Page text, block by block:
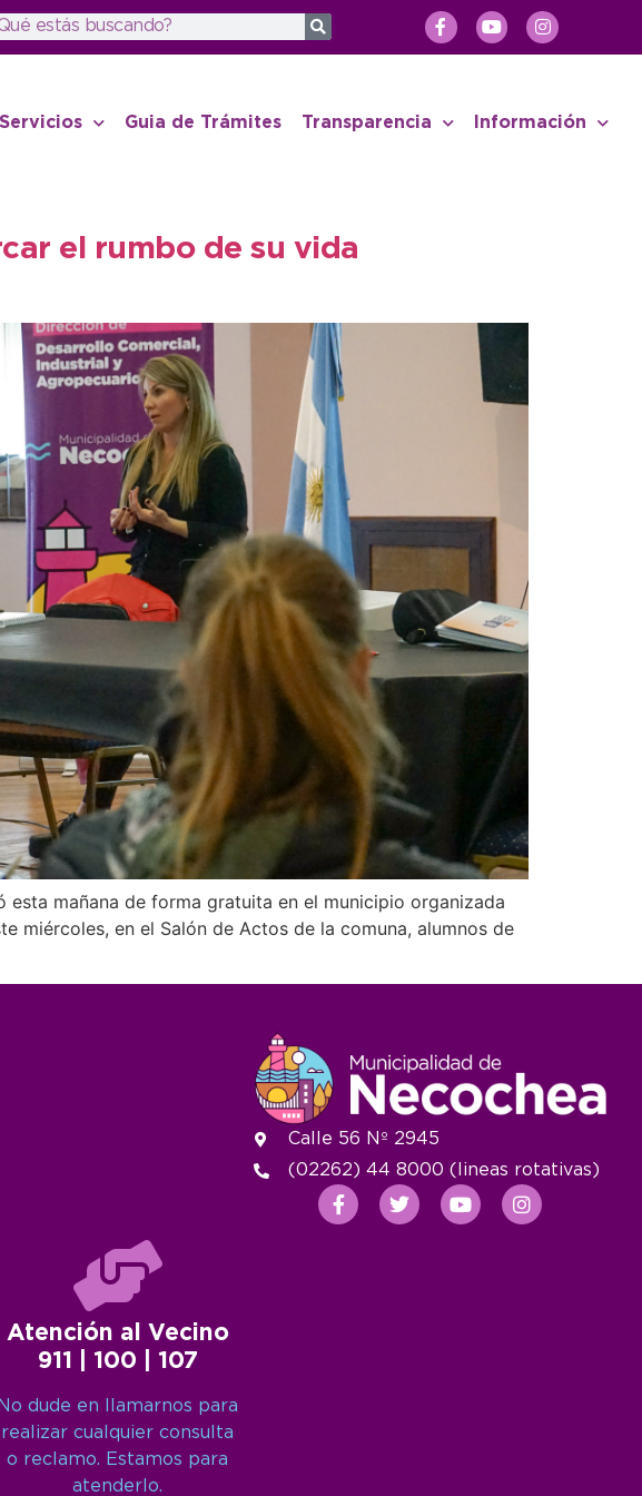
Servicios Guia de Trámites Transparencia Información
el rumbo de su vida
esta mañana de forma gratuita en el municipio organizada
miércoles, en el Salón de Actos de la comuna, alumnos de
Atención al Vecino
911 | 100 | 107
No dude en llamarnos para
realizar cualquier consulta
o reclamo. Estamos para
atenderlo.
Calle 56 Nº 2945
(02262) 44 8000 (lineas rotativas)